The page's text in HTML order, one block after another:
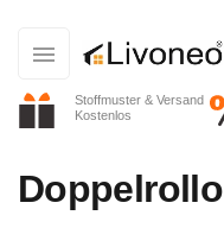
Stoffmuster & Versand
Kostenlos
Doppelrollo